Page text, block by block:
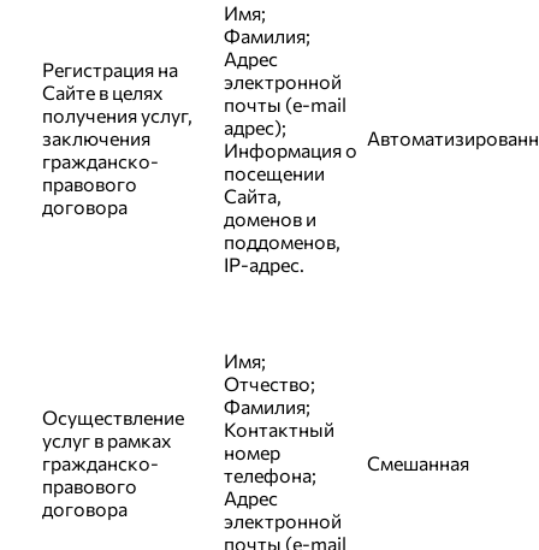
Регистрация на
Сайте в целях
получения услуг,
заключения
гражданско-
правового
договора
Имя;
Фамилия;
Адрес
электронной
почты (e-mail
адрес);
Информация о
посещении
Сайта,
доменов и
поддоменов,
IP-адрес.
Осуществление
услуг в рамках
гражданско-
правового
договора
Имя;
Отчество;
Фамилия;
Контактный
номер
телефона;
Адрес
электронной
почты (e-mail
Смешанная